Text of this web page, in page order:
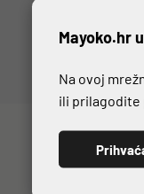
-10%
Mayoko.hr
Na ovoj
ili prilagodite